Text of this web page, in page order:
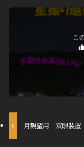
こ
月観望用 双眼装置